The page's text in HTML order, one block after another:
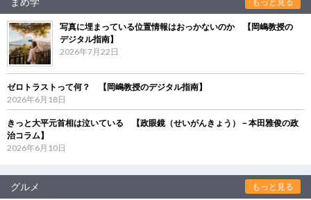
写真に埋まっている位置情報はおっかないのか 【岡嶋教授の
デジタル指南】
2026年7月22日
ゼロトラストって何？ 【岡嶋教授のデジタル指南】
2026年6月18日
きっと大平元首相は泣いている 【政眼鏡（せいがんきょう）－本田雅俊の政
治コラム】
2026年6月10日
グルメ もっと見る